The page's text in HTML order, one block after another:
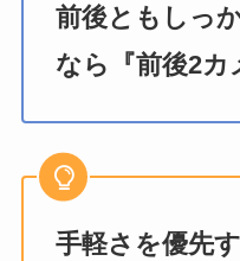
前後ともしっ
なら『前後2
手軽さを優先